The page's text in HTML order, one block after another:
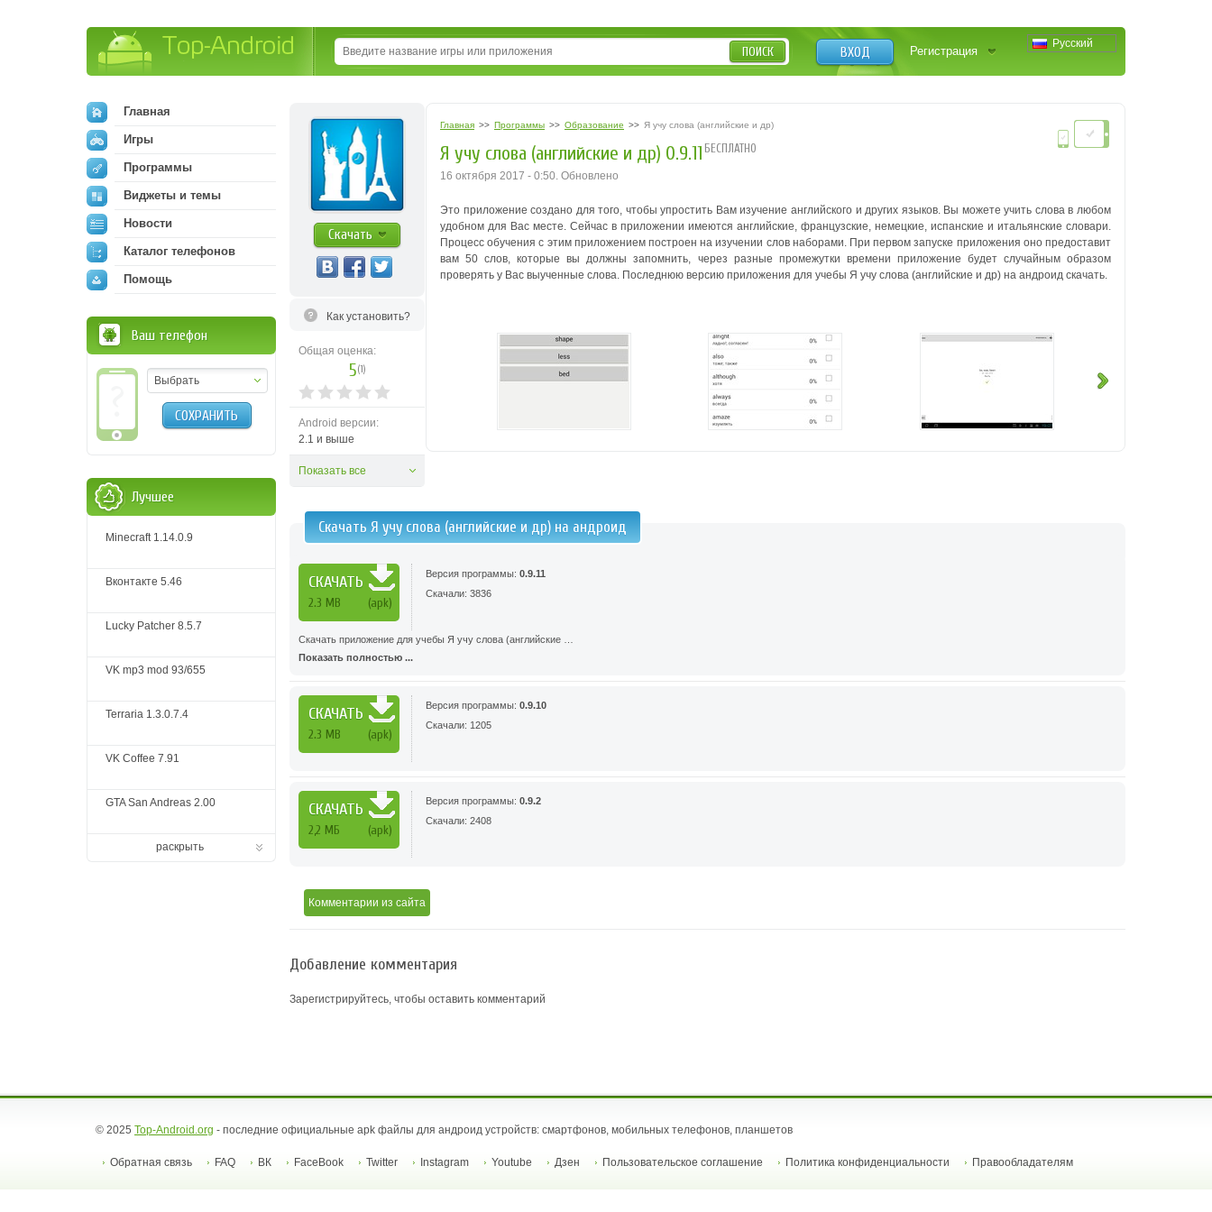
Русский
ВХОД Регистрация
ПОИСК
Скачать
Как установить?
Общая оценка:
5(1)
Android версии:
2.1 и выше
Показать все
Главная >> Программы >> Образование >> Я учу слова (английские и др)
Я учу слова (английские и др) 0.9.11 БЕСПЛАТНО
16 октября 2017 - 0:50. Обновлено
Это приложение создано для того, чтобы упростить Вам изучение английского и других языков. Вы можете учить слова в любом
удобном для Вас месте. Сейчас в приложении имеются английские, французские, немецкие, испанские и итальянские словари.
Процесс обучения с этим приложением построен на изучении слов наборами. При первом запуске приложения оно предоставит
вам 50 слов, которые вы должны запомнить, через разные промежутки времени приложение будет случайным образом
проверять у Вас выученные слова. Последнюю версию приложения для учебы Я учу слова (английские и др) на андроид скачать.
Скачать Я учу слова (английские и др) на андроид
СКАЧАТЬ
2.3 MB (apk)
Версия программы: 0.9.11
Скачали: 3836
Скачать приложение для учебы Я учу слова (английские …
Показать полностью ...
СКАЧАТЬ
2.3 MB (apk)
Версия программы: 0.9.10
Скачали: 1205
СКАЧАТЬ
2,2 MБ (apk)
Версия программы: 0.9.2
Скачали: 2408
Комментарии из сайта
Добавление комментария
Зарегистрируйтесь, чтобы оставить комментарий
Главная
Игры
Программы
Виджеты и темы
Новости
Каталог телефонов
Помощь
Ваш телефон
Выбрать
СОХРАНИТЬ
Лучшее
Minecraft 1.14.0.9
Вконтакте 5.46
Lucky Patcher 8.5.7
VK mp3 mod 93/655
Terraria 1.3.0.7.4
VK Coffee 7.91
GTA San Andreas 2.00
раскрыть
© 2025 Top-Android.org - последние официальные apk файлы для андроид устройств: смартфонов, мобильных телефонов, планшетов
Обратная связь FAQ ВК FaceBook Twitter Instagram Youtube Дзен Пользовательское соглашение Политика конфиденциальности Правообладателям